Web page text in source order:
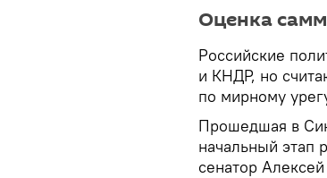
Оценка
Российские
и КНДР, но
по мирному
Прошедшая в
начальный этап
сенатор